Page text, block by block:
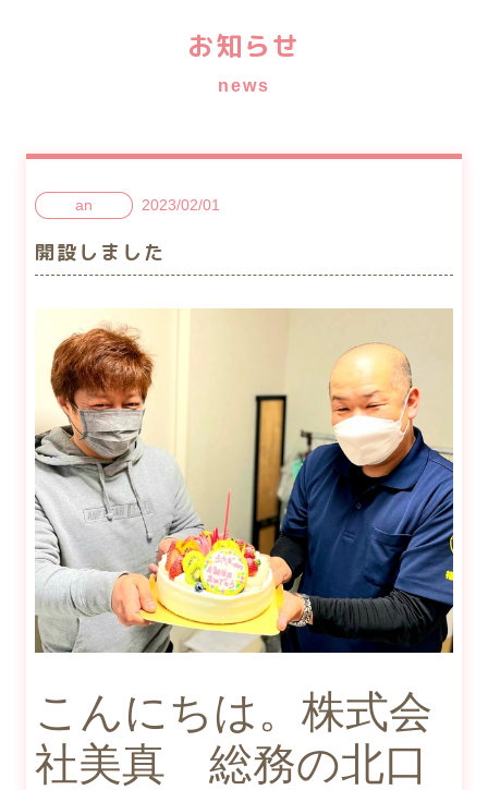
お知らせ
news
an 2023/02/01
開設しました
こんにちは。株式会
社美真 総務の北口